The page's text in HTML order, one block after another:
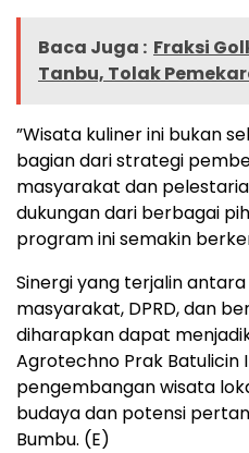
Baca Juga : Fraksi
Tanbu, Tolak
”Wisata kuliner ini bukan
bagian dari strategi
masyarakat dan
dukungan dari berbagai
program ini semakin
Sinergi yang terjalin
masyarakat, DPRD, dan
diharapkan dapat
Agrotechno Prak Batulicin
pengembangan wisata
budaya dan potensi
Bumbu. (E)